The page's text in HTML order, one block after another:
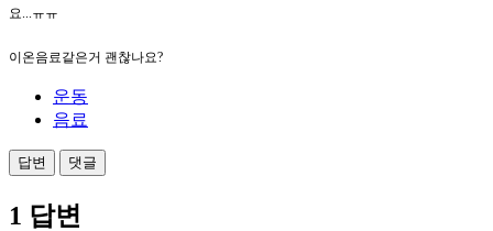
요...ㅠㅠ
이온음료같은거 괜찮나요?
운동
음료
1 답변